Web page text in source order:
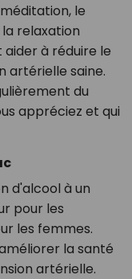
méditation, le
relaxation
à réduire le
artérielle saine.
du
appréciez et qui
d'alcool à un
pour les
les femmes.
la santé
artérielle.